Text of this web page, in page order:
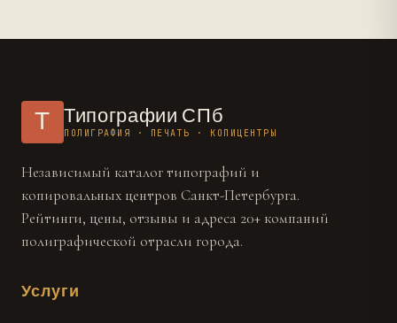
Т Типографии СПб
ПОЛИГРАФИЯ · ПЕЧАТЬ · КОПИЦЕНТРЫ
Независимый каталог типографий и
копировальных центров Санкт-Петербурга.
Рейтинги, цены, отзывы и адреса 20+ компаний
полиграфической отрасли города.
Услуги